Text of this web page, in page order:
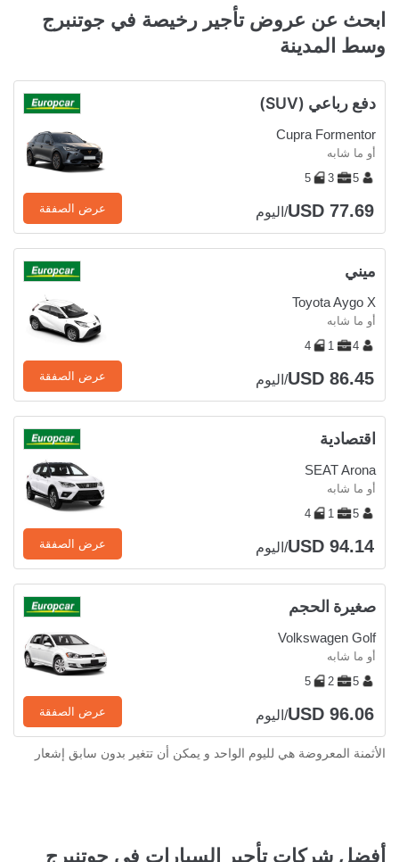
ابحث عن عروض تأجير رخيصة في جوتنبرج
وسط المدينة
دفع رباعي (SUV)
Cupra Formentor
أو ما شابه
5
3
5
USD 77.69/اليوم عرض الصفقة
ميني
Toyota Aygo X
أو ما شابه
4
1
4
USD 86.45/اليوم عرض الصفقة
اقتصادية
SEAT Arona
أو ما شابه
5
1
4
USD 94.14/اليوم عرض الصفقة
صغيرة الحجم
Volkswagen Golf
أو ما شابه
5
2
5
USD 96.06/اليوم عرض الصفقة
الأثمنة المعروضة هي لليوم الواحد و يمكن أن تتغير بدون سابق إشعار
أفضل شركات تأجير السيارات في جوتنبرج